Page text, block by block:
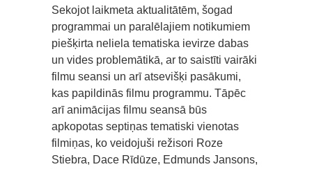
Sekojot laikmeta aktualitātēm, šogad
programmai un paralēlajiem notikumiem
piešķirta neliela tematiska ievirze dabas
un vides problemātikā, ar to saistīti vairāki
filmu seansi un arī atsevišķi pasākumi,
kas papildinās filmu programmu. Tāpēc
arī animācijas filmu seansā būs
apkopotas septiņas tematiski vienotas
filmiņas, ko veidojuši režisori Roze
Stiebra, Dace Rīdūze, Edmunds Jansons,